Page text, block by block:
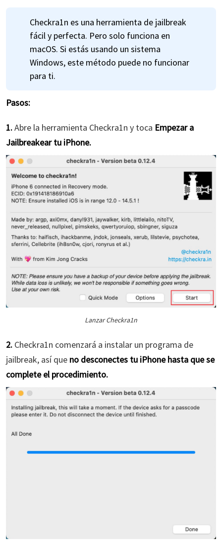
Checkra1n es una herramienta de jailbreak
fácil y perfecta. Pero solo funciona en
macOS. Si estás usando un sistema
Windows, este método puede no funcionar
para ti.
Pasos:
1.Abre la herramienta Checkra1n y toca Empezar a
Jailbreakear tu iPhone.
Lanzar Checkra1n
2. Checkra1n comenzará a instalar un programa de
jailbreak, así que no desconectes tu iPhone hasta que se
complete el procedimiento.